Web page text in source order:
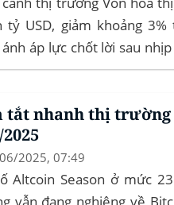
tỷ USD, giảm khoảng
áp lực chốt lời sau nhịp
Bitcoin dominance: ở
trò dẫn dắt khi altcoin
nổi bật...
tắt nhanh thị
2025, 07:49
Altcoin Season ở mức